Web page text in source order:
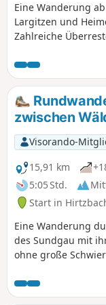
Eine Wanderung
Largitzen und
Zahlreiche
zwischen
Visorando-
15,91 km
5:05 Std.
Start in
Eine Wanderung
des Sundgau mit
ohne große
gibt es zahlreiche
kleine Mahlzeit